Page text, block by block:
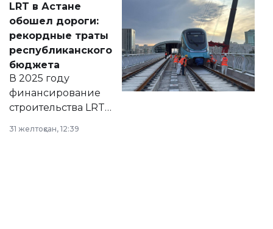
документ
появился в базе
нормативных
правовых актов и
на сайте маслихат
города.
LRT в Астане
обошел дороги:
рекордные траты
республиканского
бюджета
В 2025 году
финансирование
строительства LRT
республиканского
31 желтоқсан, 12:39